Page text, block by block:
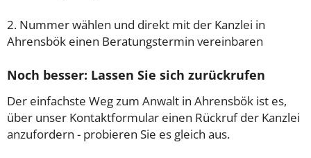
2. Nummer wählen und direkt mit der Kanzlei in
Ahrensbök einen Beratungstermin vereinbaren
Noch besser: Lassen Sie sich zurückrufen
Der einfachste Weg zum Anwalt in Ahrensbök ist es,
über unser Kontaktformular einen Rückruf der Kanzlei
anzufordern - probieren Sie es gleich aus.